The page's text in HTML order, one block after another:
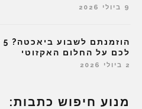
9 ביולי 2026
לכם על החלום האקזוטי
2 ביולי 2026
מנוע חיפוש כתבות: